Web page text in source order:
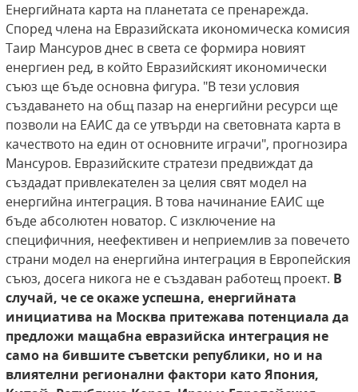
Енергийната карта на планетата се пренарежда.
Според члена на Евразийската икономическа комисия
Таир Мансуров днес в света се формира новият
енергиен ред, в който Евразийският икономически
съюз ще бъде основна фигура. "В тези условия
създаването на общ пазар на енергийни ресурси ще
позволи на ЕАИС да се утвърди на световната карта в
качеството на един от основните играчи", прогнозира
Мансуров. Евразийските стратези предвиждат да
създадат привлекателен за целия свят модел на
енергийна интеграция. В това начинание ЕАИС ще
бъде абсолютен новатор. С изключение на
специфичния, неефективен и неприемлив за повечето
страни модел на енергийна интеграция в Европейския
съюз, досега никога не е създаван работещ проект. В
случай, че се окаже успешна, енергийната
инициатива на Москва притежава потенциала да
предложи мащабна евразийска интеграция не
само на бившите съветски републики, но и на
влиятелни регионални фактори като Япония,